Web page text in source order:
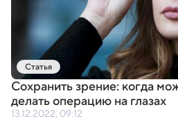
Статья
Сохранить зрение: когда
делать операцию на глазах
13.12.2022, 09:12